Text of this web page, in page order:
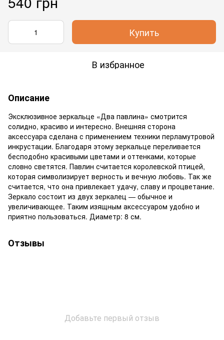
Купить
В избранное
Описание
Эксклюзивное зеркальце «Два павлина» смотрится
солидно, красиво и интересно. Внешняя сторона
аксессуара сделана с применением техники перламутровой
инкрустации. Благодаря этому зеркальце переливается
бесподобно красивыми цветами и оттенками, которые
словно светятся. Павлин считается королевской птицей,
которая символизирует верность и вечную любовь. Так же
считается, что она привлекает удачу, славу и процветание.
Зеркало состоит из двух зеркалец — обычное и
увеличивающее. Таким изящным аксессуаром удобно и
приятно пользоваться. Диаметр: 8 см.
Отзывы
Добавьте первый отзыв